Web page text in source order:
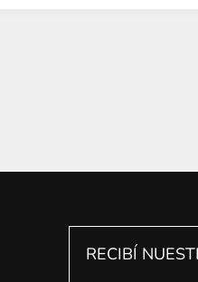
RECIBÍ